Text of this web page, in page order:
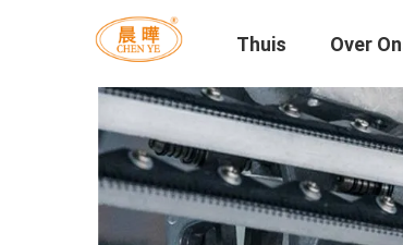
Thuis Over